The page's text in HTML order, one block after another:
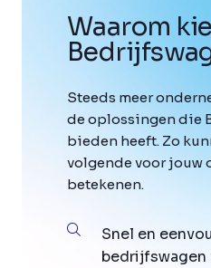
Waarom
Steeds meer
de oplossingen die
bieden heeft. Zo
volgende voor jouw
betekenen.
Snel en
bedrijfswagen